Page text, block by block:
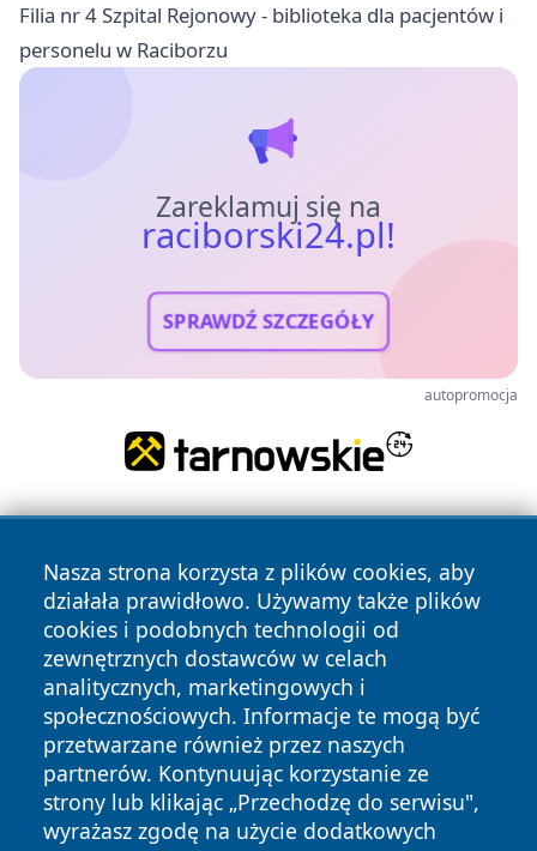
Filia nr 4 Szpital Rejonowy - biblioteka dla pacjentów i
personelu w Raciborzu
Zareklamuj się na
raciborski24.pl!
SPRAWDŹ SZCZEGÓŁY
autopromocja
Nasza strona korzysta z plików cookies, aby
działała prawidłowo. Używamy także plików
cookies i podobnych technologii od
zewnętrznych dostawców w celach
analitycznych, marketingowych i
społecznościowych. Informacje te mogą być
przetwarzane również przez naszych
partnerów. Kontynuując korzystanie ze
strony lub klikając „Przechodzę do serwisu",
wyrażasz zgodę na użycie dodatkowych
Copyright © 2026 raciborski24.pl Wszystkie prawa
zastrzeżone.
News Autorzy
Polityka
Prywatności
Polityka
Cookies